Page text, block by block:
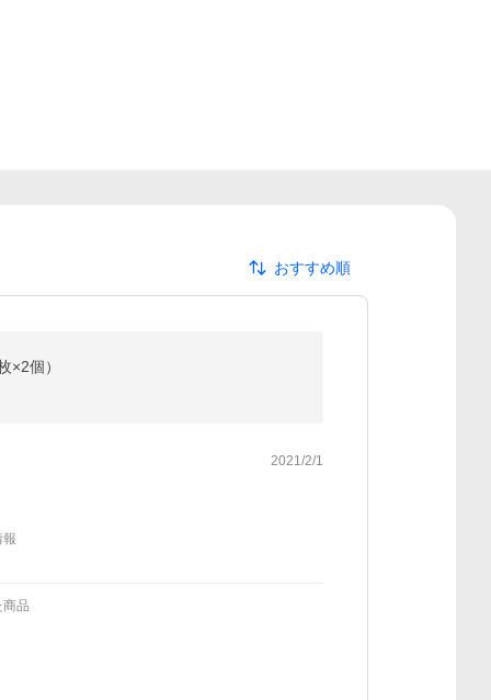
おすすめ順
×2個）
2021/2/1
報
品